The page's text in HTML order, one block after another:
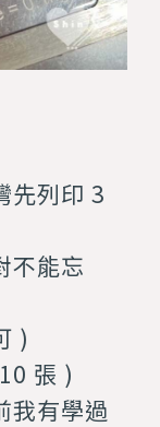
先列印 3
不能忘
)
張 )
我有學過